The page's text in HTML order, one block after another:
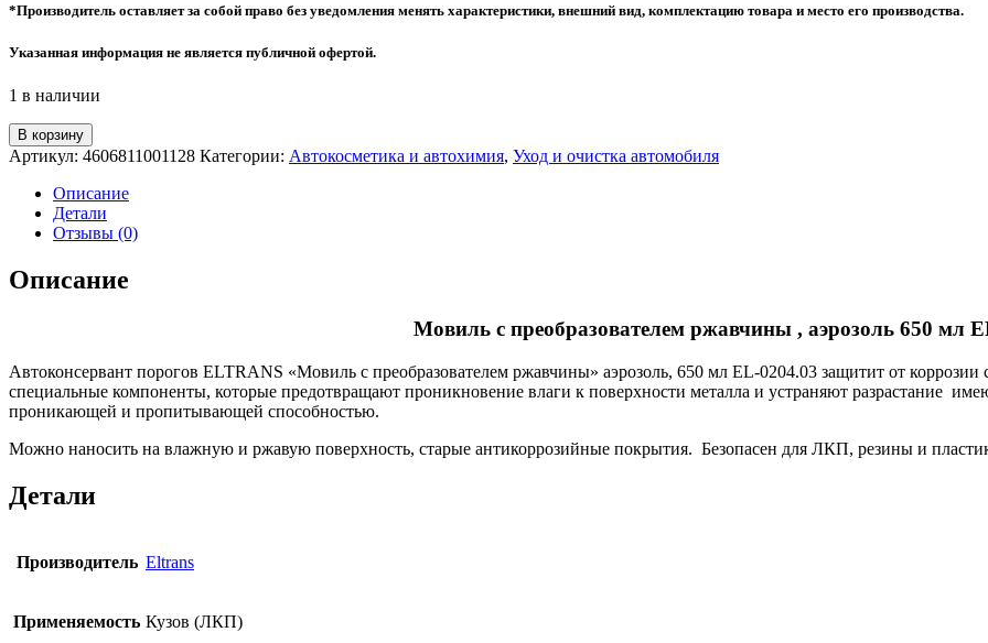
*Производитель оставляет за собой право без уведомления менять характеристики, внешний вид, комплектацию товара и место его производства.
Указанная информация не является публичной офертой.
1 в наличии
Количество
товара
Мовиль
преобразователем
ржавчины
аэрозоль
650
В корзину
Артикул: 4606811001128 Категории: Автокосметика и автохимия, Уход и очистка автомобиля
Описание
Детали
Отзывы (0)
Описание
Мовиль с преобразователем ржавчины , аэрозоль 650 мл
Автоконсервант порогов ELTRANS «Мовиль с преобразователем ржавчины» аэрозоль, 650 мл EL-0204.03 защитит от коррозии
специальные компоненты, которые предотвращают проникновение влаги к поверхности металла и устраняют разрастание
проникающей и пропитывающей способностью.
Можно наносить на влажную и ржавую поверхность, старые антикоррозийные покрытия. Безопасен для ЛКП, резины и
Детали
Производитель Eltrans
Применяемость Кузов (ЛКП)